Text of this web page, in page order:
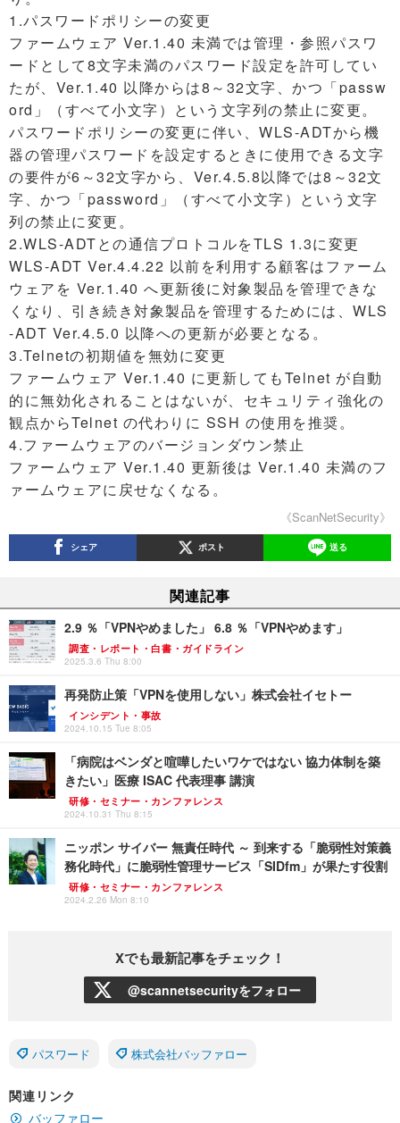
1.パスワードポリシーの変更
ファームウェア Ver.1.40 未満では管理・参照パスワ
ードとして8文字未満のパスワード設定を許可してい
たが、Ver.1.40 以降からは8～32文字、かつ「passw
ord」（すべて小文字）という文字列の禁止に変更。
パスワードポリシーの変更に伴い、WLS-ADTから機
器の管理パスワードを設定するときに使用できる文字
の要件が6～32文字から、Ver.4.5.8以降では8～32文
字、かつ「password」（すべて小文字）という文字
列の禁止に変更。
2.WLS-ADTとの通信プロトコルをTLS 1.3に変更
WLS-ADT Ver.4.4.22 以前を利用する顧客はファーム
ウェアを Ver.1.40 へ更新後に対象製品を管理できな
くなり、引き続き対象製品を管理するためには、WLS
-ADT Ver.4.5.0 以降への更新が必要となる。
3.Telnetの初期値を無効に変更
ファームウェア Ver.1.40 に更新してもTelnet が自動
的に無効化されることはないが、セキュリティ強化の
観点からTelnet の代わりに SSH の使用を推奨。
4.ファームウェアのバージョンダウン禁止
ファームウェア Ver.1.40 更新後は Ver.1.40 未満のフ
ァームウェアに戻せなくなる。
《ScanNetSecurity》
シェア ポスト 送る
関連記事
2.9 ％「VPNやめました」 6.8 ％「VPNやめます」
調査・レポート・白書・ガイドライン
2025.3.6 Thu 8:00
再発防止策「VPNを使用しない」株式会社イセトー
インシデント・事故
2024.10.15 Tue 8:05
「病院はベンダと喧嘩したいワケではない 協力体制を築
きたい」医療 ISAC 代表理事 講演
研修・セミナー・カンファレンス
2024.10.31 Thu 8:15
ニッポン サイバー 無責任時代 ～ 到来する「脆弱性対策義
務化時代」に脆弱性管理サービス「SIDfm」が果たす役割
研修・セミナー・カンファレンス
2024.2.26 Mon 8:10
Xでも最新記事をチェック！
@scannetsecurityをフォロー
パスワード 株式会社バッファロー
関連リンク
バッファロー